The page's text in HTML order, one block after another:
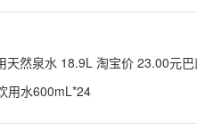
然泉水 18.9L 淘宝价 23.00元
用水600mL*24